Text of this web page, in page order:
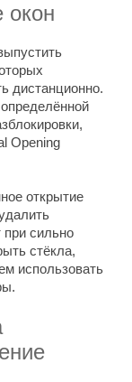
окон
дистанционно.
Opening
открытие
при сильно
стёкла,
использовать